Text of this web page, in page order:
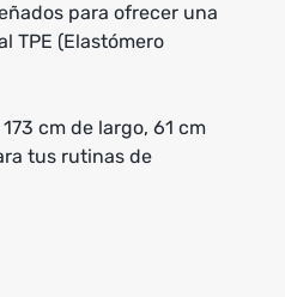
para ofrecer una
TPE (Elastómero
cm de largo, 61 cm
tus rutinas de